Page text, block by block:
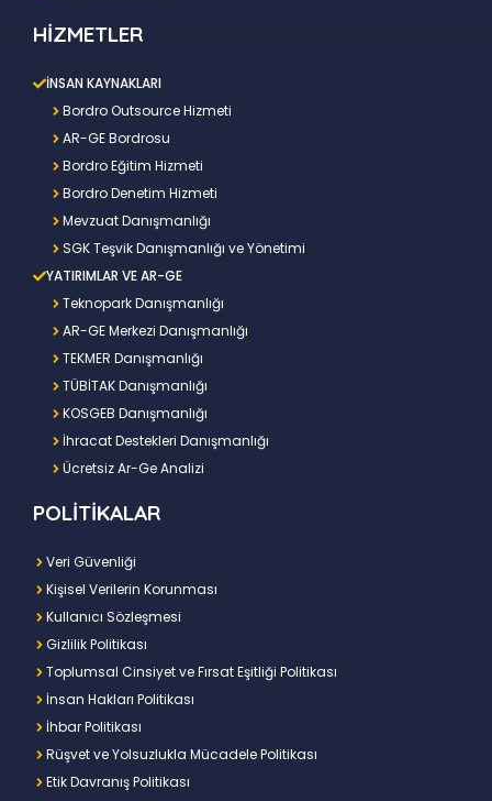
HİZMETLER
İNSAN KAYNAKLARI
Bordro Outsource Hizmeti
AR-GE Bordrosu
Bordro Eğitim Hizmeti
Bordro Denetim Hizmeti
Mevzuat Danışmanlığı
SGK Teşvik Danışmanlığı ve Yönetimi
YATIRIMLAR VE AR-GE
Teknopark Danışmanlığı
AR-GE Merkezi Danışmanlığı
TEKMER Danışmanlığı
TÜBİTAK Danışmanlığı
KOSGEB Danışmanlığı
İhracat Destekleri Danışmanlığı
Ücretsiz Ar-Ge Analizi
POLİTİKALAR
Veri Güvenliği
Kişisel Verilerin Korunması
Kullanıcı Sözleşmesi
Gizlilik Politikası
Toplumsal Cinsiyet ve Fırsat Eşitliği Politikası
İnsan Hakları Politikası
İhbar Politikası
Rüşvet ve Yolsuzlukla Mücadele Politikası
Etik Davranış Politikası